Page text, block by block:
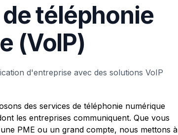
téléphonie
(VoIP)
d'entreprise avec des solutions VoIP
des services de téléphonie numérique
les entreprises communiquent. Que vous
PME ou un grand compte, nous mettons à